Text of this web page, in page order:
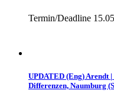
Termin/Deadline
UPDATED (Eng) Arendt
Differenzen, Naumburg